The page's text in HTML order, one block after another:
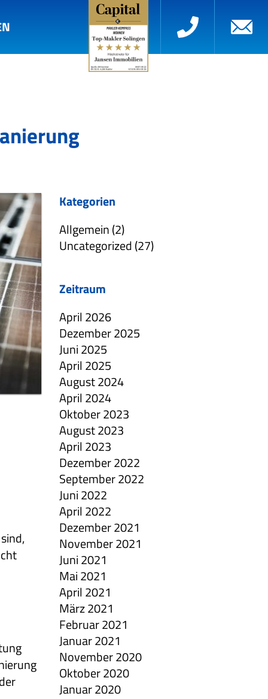
Kategorien
Allgemein (2)
Uncategorized (27)
Zeitraum
April 2026
Dezember 2025
Juni 2025
April 2025
August 2024
April 2024
Oktober 2023
August 2023
April 2023
Dezember 2022
September 2022
Juni 2022
April 2022
Dezember 2021
November 2021
Juni 2021
Mai 2021
April 2021
März 2021
Februar 2021
Januar 2021
November 2020
Oktober 2020
Januar 2020